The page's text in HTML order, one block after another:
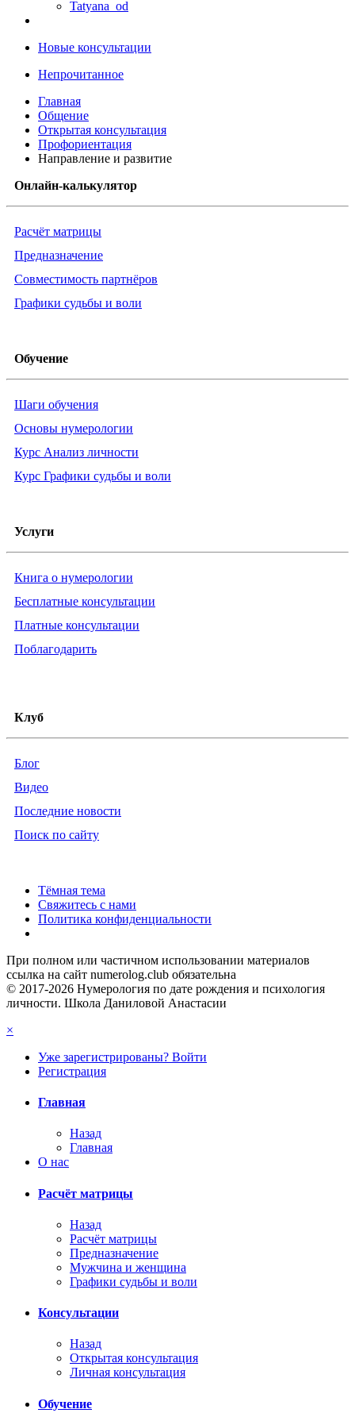
Tatyana_od
Новые консультации
Непрочитанное
Главная
Общение
Открытая консультация
Профориентация
Направление и развитие
Онлайн-калькулятор
Расчёт матрицы
Предназначение
Совместимость партнёров
Графики судьбы и воли
Обучение
Шаги обучения
Основы нумерологии
Курс Анализ личности
Курс Графики судьбы и воли
Услуги
Книга о нумерологии
Бесплатные консультации
Платные консультации
Поблагодарить
Клуб
Блог
Видео
Последние новости
Поиск по сайту
Тёмная тема
Свяжитесь с нами
Политика конфиденциальности
При полном или частичном использовании материалов
ссылка на сайт numerolog.club обязательна
© 2017-2026 Нумерология по дате рождения и психология
личности. Школа Даниловой Анастасии
×
Уже зарегистрированы? Войти
Регистрация
Главная
Назад
Главная
О нас
Расчёт матрицы
Назад
Расчёт матрицы
Предназначение
Мужчина и женщина
Графики судьбы и воли
Консультации
Назад
Открытая консультация
Личная консультация
Обучение